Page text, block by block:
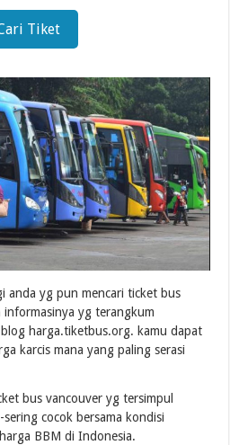
Tiket
anda yg pun mencari ticket bus
informasinya yg terangkum
harga.tiketbus.org. kamu dapat
karcis mana yang paling serasi
bus vancouver yg tersimpul
cocok bersama kondisi
BBM di Indonesia.